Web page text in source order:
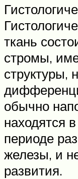
ткань
стромы,
структуры,
обычно
находятся
периоде
железы, и
развития.